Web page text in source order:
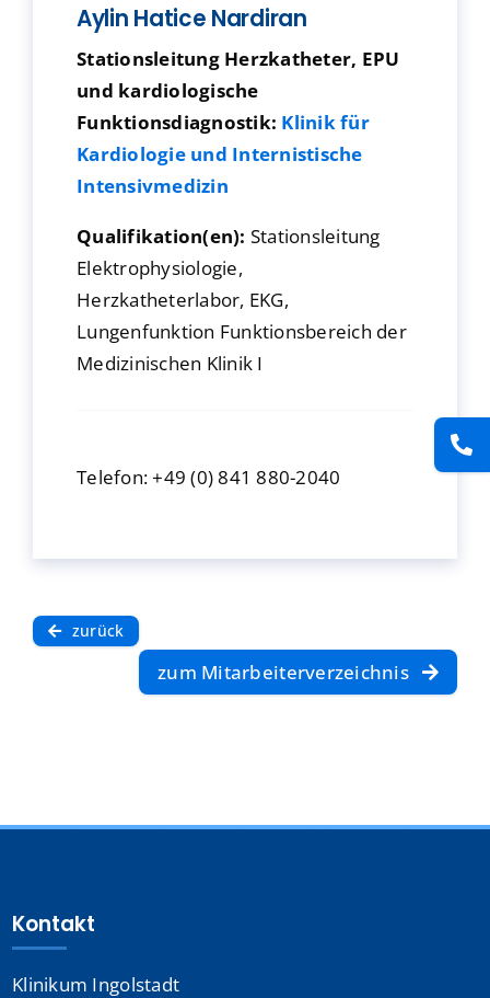
Kontakt
Karriere
Aylin Hatice Nardiran
Stationsleitung Herzkatheter, EPU
und kardiologische
Funktionsdiagnostik: Klinik für
Kardiologie und Internistische
Intensivmedizin
Qualifikation(en): Stationsleitung
Elektrophysiologie,
Herzkatheterlabor, EKG,
Lungenfunktion Funktionsbereich der
Medizinischen Klinik I
Telefon: +49 (0) 841 880-2040
zurück
zum Mitarbeiterverzeichnis
Kontakt
Klinikum Ingolstadt